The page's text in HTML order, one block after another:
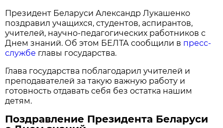
Президент Беларуси Александр Лукашенко
поздравил учащихся, студентов, аспирантов,
учителей, научно-педагогических работников с
Днем знаний. Об этом БЕЛТА сообщили в пресс-
службе главы государства.
Глава государства поблагодарил учителей и
преподавателей за такую важную работу и
готовность отдавать себя без остатка нашим
детям.
Поздравление Президента Беларуси